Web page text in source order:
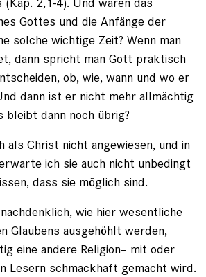
Gottes und die Anfänge der
solche wichtige Zeit? Wenn man
dann spricht man Gott praktisch
ob, wie, wann und wo er
dann ist er nicht mehr allmächtig
bleibt dann noch übrig?
als Christ nicht angewiesen, und in
ich sie auch nicht unbedingt
dass sie möglich sind.
wie hier wesentliche
Glaubens ausgehöhlt werden,
eine andere Religion– mit oder
Lesern schmackhaft gemacht wird.